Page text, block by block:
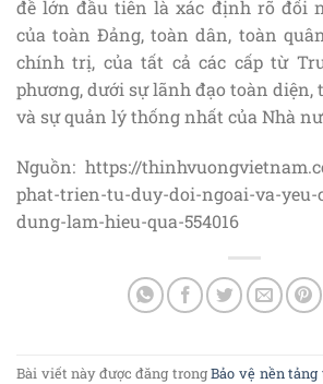
đề lớn đầu tiên là xác định rõ đối
của toàn Đảng, toàn dân, toàn
chính trị, của tất cả các cấp từ
phương, dưới sự lãnh đạo toàn diện,
và sự quản lý thống nhất của Nhà
Nguồn: https://
phat-trien-tu-duy-doi-ngoai-va-yeu-
dung-lam-hieu-qua-554016
Bài viết này được đăng trongBảo vệ nền